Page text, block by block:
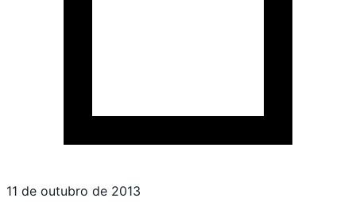
11 de outubro de 2013